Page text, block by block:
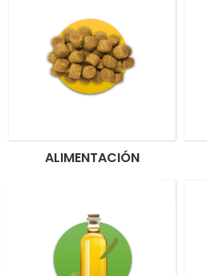
ALIMENTACIÓN